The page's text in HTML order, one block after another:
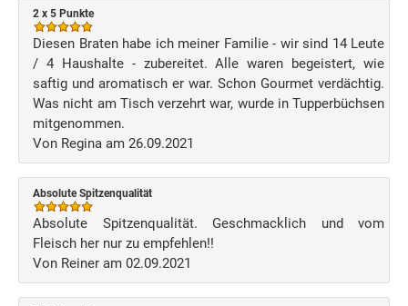
2 x 5 Punkte
Diesen Braten habe ich meiner Familie - wir sind 14 Leute
/ 4 Haushalte - zubereitet. Alle waren begeistert, wie
saftig und aromatisch er war. Schon Gourmet verdächtig.
Was nicht am Tisch verzehrt war, wurde in Tupperbüchsen
mitgenommen.
Von Regina am 26.09.2021
Absolute Spitzenqualität
Absolute Spitzenqualität. Geschmacklich und vom
Fleisch her nur zu empfehlen!!
Von Reiner am 02.09.2021